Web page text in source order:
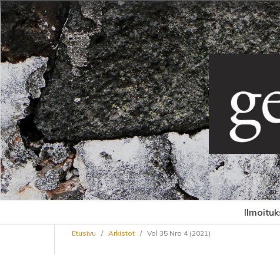
Etusivu / Arkistot / Vol 35 Nro 4 (2021)